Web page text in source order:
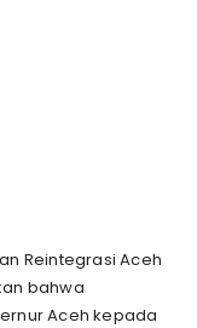
Reintegrasi Aceh
bahwa
Aceh kepada